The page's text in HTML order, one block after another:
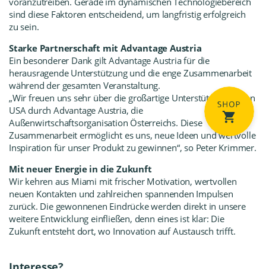
sind diese Faktoren entscheidend, um langfristig erfolgreich
zu sein.
Starke Partnerschaft mit Advantage Austria
Ein besonderer Dank gilt Advantage Austria für die
herausragende Unterstützung und die enge Zusammenarbeit
während der gesamten Veranstaltung.
„Wir freuen uns sehr über die großartige Unterstützung in den
USA durch Advantage Austria, die
Außenwirtschaftsorganisation Österreichs. Diese
Zusammenarbeit ermöglicht es uns, neue Ideen und wertvolle
Inspiration für unser Produkt zu gewinnen“, so Peter Krimmer.
Mit neuer Energie in die Zukunft
Wir kehren aus Miami mit frischer Motivation, wertvollen
neuen Kontakten und zahlreichen spannenden Impulsen
zurück. Die gewonnenen Eindrücke werden direkt in unsere
weitere Entwicklung einfließen, denn eines ist klar: Die
Zukunft entsteht dort, wo Innovation auf Austausch trifft.